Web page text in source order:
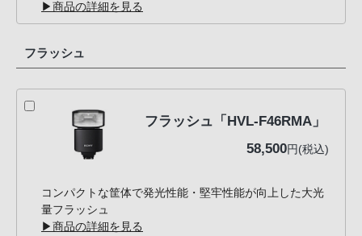
▶商品の詳細を見る
フラッシュ
フラッシュ「HVL-F46RMA」
58,500円(税込)
コンパクトな筐体で発光性能・堅牢性能が向上した大光
量フラッシュ
▶商品の詳細を見る